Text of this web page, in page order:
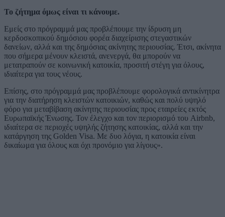
Το ζήτημα όμως είναι τι κάνουμε.
Εμείς στο πρόγραμμά μας προβλέπουμε την ίδρυση μη
κερδοσκοπικού δημόσιου φορέα διαχείρισης στεγαστικών
δανείων, αλλά και της δημόσιας ακίνητης περιουσίας. Έτσι, ακίνητα
που σήμερα μένουν κλειστά, ανενεργά, θα μπορούν να
μετατραπούν σε κοινωνική κατοικία, προσιτή στέγη για όλους,
ιδιαίτερα για τους νέους.
Επίσης, στο πρόγραμμά μας προβλέπουμε φορολογικά αντικίνητρα
για την διατήρηση κλειστών κατοικιών, καθώς και πολύ υψηλό
φόρο για μεταβίβαση ακίνητης περιουσίας προς εταιρείες εκτός
Ευρωπαϊκής Ένωσης. Τον έλεγχο και τον περιορισμό του Airbnb,
ιδιαίτερα σε περιοχές υψηλής ζήτησης κατοικίας, αλλά και την
κατάργηση της Golden Visa. Με δυο λόγια, η κατοικία είναι
δικαίωμα για όλους και όχι προνόμιο για λίγους».